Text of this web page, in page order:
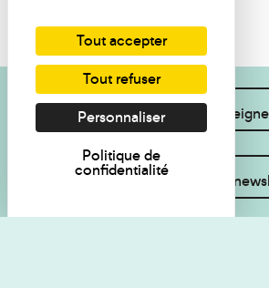
Je souhaite des
Inscrivez-vous à la
Tout accepter
Tout refuser
Personnaliser
Politique de
confidentialité